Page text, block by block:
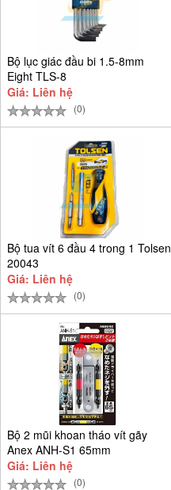
Bộ lục giác đầu bi 1.5-8mm
Eight TLS-8
Giá: Liên hệ
(0)
Bộ tua vít 6 đầu 4 trong 1 Tolsen
20043
Giá: Liên hệ
(0)
Bộ 2 mũi khoan tháo vít gãy
Anex ANH-S1 65mm
Giá: Liên hệ
(0)